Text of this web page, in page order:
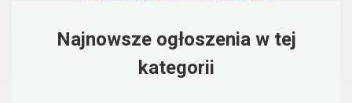
Najnowsze ogłoszenia w tej
kategorii